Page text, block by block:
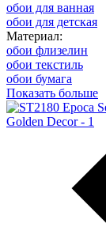
обои для ванная
обои для детская
Материал:
обои флизелин
обои текстиль
обои бумага
Показать больше